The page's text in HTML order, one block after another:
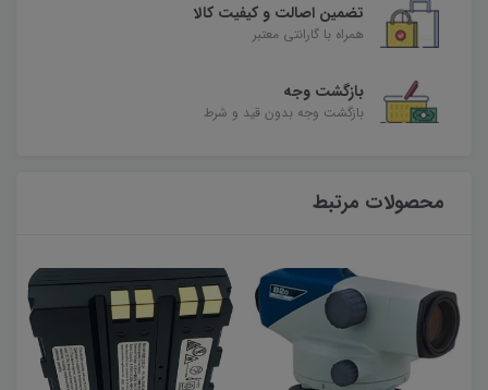
تضمین اصالت و کیفیت کالا
همراه با گارانتی معتبر
بازگشت وجه
بازگشت وجه بدون قید و شرط
محصولات مرتبط